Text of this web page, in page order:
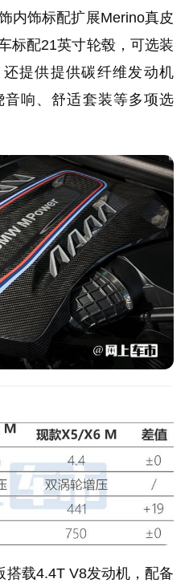
内饰标配扩展Merino真皮
标配21英寸轮毂，可选装
提供提供碳纤维发动机
响、舒适套装等多项选
搭载4.4T V8发动机，配备